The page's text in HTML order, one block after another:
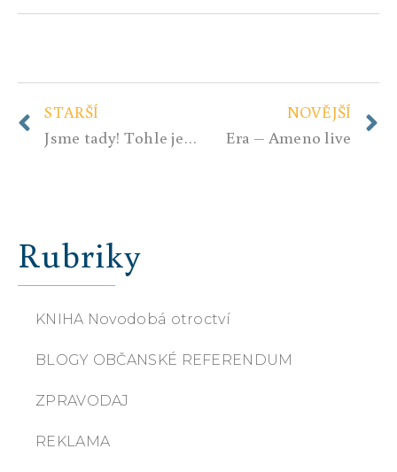
STARŠÍ
Jsme tady! Tohle je naše země! Brigáda Trocnov – Národ, vlast, Bůh, rodina!
NOVĚJŠÍ
Era – Ameno live
Rubriky
KNIHA Novodobá otroctví
BLOGY OBČANSKÉ REFERENDUM
ZPRAVODAJ
REKLAMA